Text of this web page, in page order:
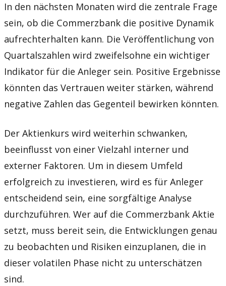
In den nächsten Monaten wird die zentrale Frage
sein, ob die Commerzbank die positive Dynamik
aufrechterhalten kann. Die Veröffentlichung von
Quartalszahlen wird zweifelsohne ein wichtiger
Indikator für die Anleger sein. Positive Ergebnisse
könnten das Vertrauen weiter stärken, während
negative Zahlen das Gegenteil bewirken könnten.
Der Aktienkurs wird weiterhin schwanken,
beeinflusst von einer Vielzahl interner und
externer Faktoren. Um in diesem Umfeld
erfolgreich zu investieren, wird es für Anleger
entscheidend sein, eine sorgfältige Analyse
durchzuführen. Wer auf die Commerzbank Aktie
setzt, muss bereit sein, die Entwicklungen genau
zu beobachten und Risiken einzuplanen, die in
dieser volatilen Phase nicht zu unterschätzen
sind.